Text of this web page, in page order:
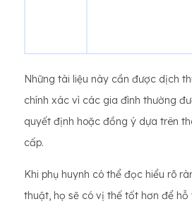
Những tài liệu này cần được dịch
chính xác vì các gia đình thường
quyết định hoặc đồng ý dựa trên
cấp.
Khi phụ huynh có thể đọc hiểu rõ
thuật, họ sẽ có vị thế tốt hơn để